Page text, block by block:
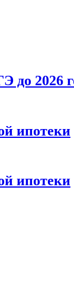
до 2026
ипотеки
ипотеки